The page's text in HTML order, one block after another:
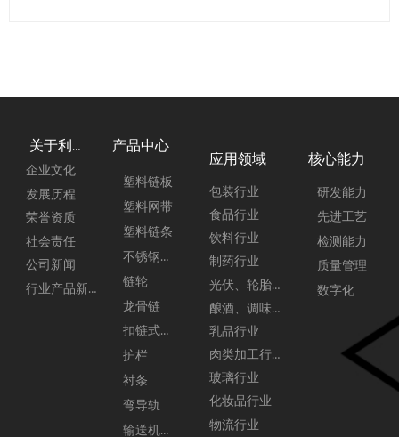
塑料链板
塑料网带
塑料链条
不锈钢链板
链轮
龙骨链
扣链式链板
护栏
衬条
弯导轨
输送机配件
关于利来 产品中心
企业文化
发展历程
荣誉资质
社会责任
公司新闻
行业产品新闻
核心能力
研发能力
先进工艺
检测能力
质量管理
数字化
应用领域
包装行业
食品行业
饮料行业
制药行业
光伏、轮胎行业
酿酒、调味品行业
乳品行业
肉类加工行业
玻璃行业
化妆品行业
物流行业